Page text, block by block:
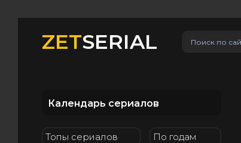
ZETSERIAL
Календарь сериалов
Топы сериалов По годам